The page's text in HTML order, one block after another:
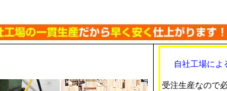
2026-06-10
購入商品： OPP袋テープ付 ポストカード用 本体側開閉自在テー
ポストカードの整理と保管用。 必要なサイズがあり、開閉
プだったから。 サイズがちょうど良く、使いやすかったです
自社工場によ
受注生産なので